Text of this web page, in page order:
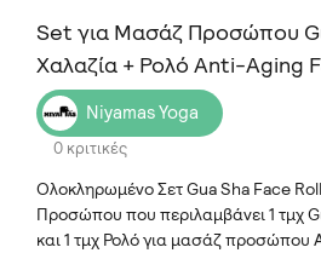
Set για Μασάζ Προσώπου
Χαλαζία + Ρολό Anti-Aging
Niyamas Yoga
0 κριτικές
Ολοκληρωμένο Σετ Gua Sha Face
Προσώπου που περιλαμβάνει 1 τμχ
και 1 τμχ Ρολό για μασάζ